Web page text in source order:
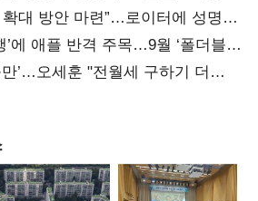
종합)
대 방안 마련”…로이터에 성명
’에 애플 반격 주목…9월 ‘폴더블
만’…오세훈 "전월세 구하기 더